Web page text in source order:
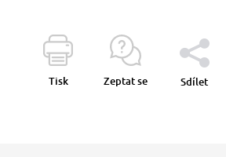
Tisk Zeptat se Sdílet